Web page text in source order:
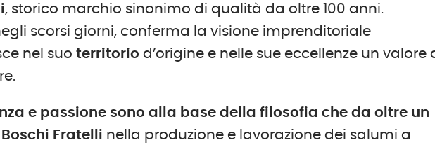
, storico marchio sinonimo di qualità da oltre 100 anni.
scorsi giorni, conferma la visione imprenditoriale
nel suoterritoriod’origine e nelle sue eccellenze un valore
e passione sono alla base della filosofia che da oltre un
Fratelli nella produzione e lavorazione dei salumi a